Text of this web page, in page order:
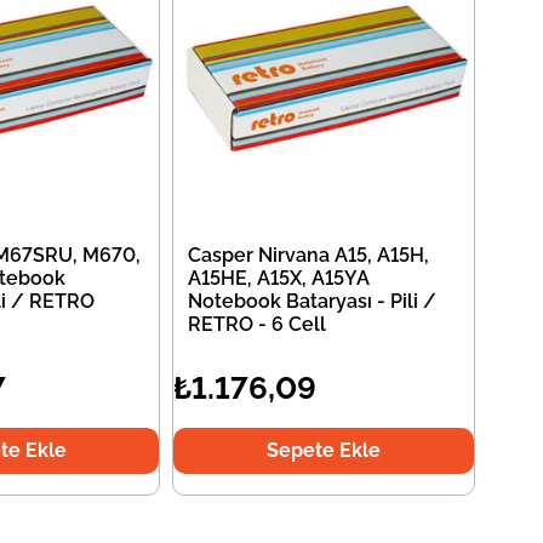
M670,
/ RETRO
Ekle
Casper Nirvana A15, A15H,
A15HE, A15X, A15YA
Notebook Bataryası - Pili /
RETRO - 6 Cell
₺1.176,09
Sepete Ekle